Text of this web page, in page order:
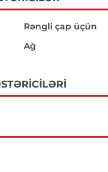
Rəngli çap üçün
Ağ